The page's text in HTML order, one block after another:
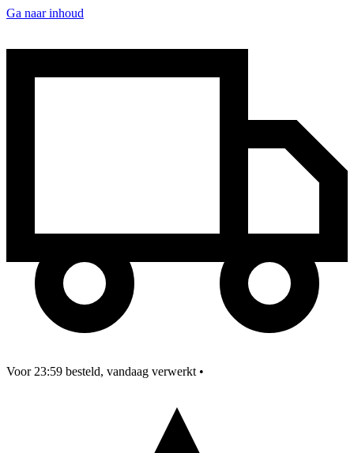
Ga naar inhoud
Voor 23:59 besteld, vandaag verwerkt •